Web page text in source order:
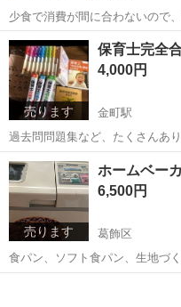
少食で消費が間に合わないので
東京 葛飾区 金町駅
売ります
保育士完全
4,000円
金町駅
過去問問題集など、たくさんあ
取ってあります。 写真あります
方。ダンバール一箱になります。
東京 葛飾区
売ります
ホームベー
6,500円
葛飾区
食パン、ソフト食パン、生地づ
ーぱんづくりです。 １０年くら
くしてしまってありました。 羽